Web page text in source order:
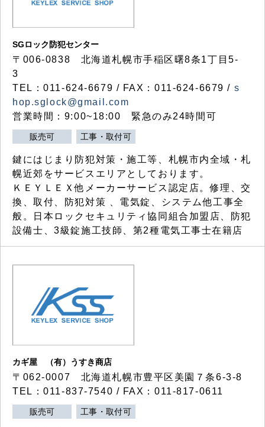
SGロック防犯センター
〒006-0838 北海道札幌市手稲区曙8条1丁目5-
3
TEL：011-624-6679 / FAX：011-624-6679 / s
hop.sglock@gmail.com
営業時間：9:00~18:00 緊急のみ24時間可
販売可 工事・取付可
鍵にはじまり防犯対策・施工等、札幌市内全域・札
幌近郊をサービスエリアとしております。
ＫＥＹＬＥＸ他メーカーサービス認定店。修理、交
換、取付、防犯対策 、電気錠、システム他工事全
般。日本ロックセキュリティ協同組合加盟店、防犯
設備士、3級錠施工技師、第2種電気工事士在籍店
カギ屋 （有）うすき商店
〒062-0007 北海道札幌市豊平区美園７条6-3-8
TEL：011-837-7540 / FAX：011-817-0611
販売可 工事・取付可